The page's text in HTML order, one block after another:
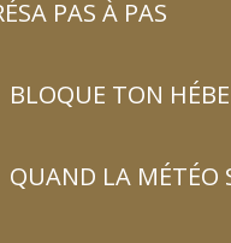
PAS À PAS
BLOQUE TON
QUAND LA MÉTÉO
DES